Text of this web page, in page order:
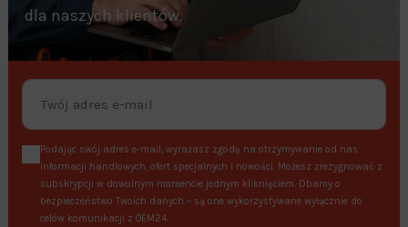
dla naszych klientów.
Podając swój adres e-mail, wyrażasz zgodę na otrzymywanie od nas
informacji handlowych, ofert specjalnych i nowości. Możesz zrezygnować z
subskrypcji w dowolnym momencie jednym kliknięciem. Dbamy o
bezpieczeństwo Twoich danych – są one wykorzystywane wyłącznie do
celów komunikacji z OEM24.